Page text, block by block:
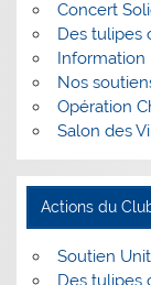
Concert
Des tulipes
Information
Nos
Opération
Salon des
Actions du
Soutien
Des tulipes